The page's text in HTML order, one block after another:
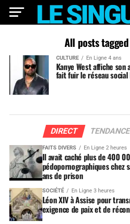
All posts
CULTURE En Ligne 4 ans
Kanye West affiche
fait fuir le réseau social
DIRECT
FAITS DIVERS En Ligne 2 heures
Il avait caché plus de 400
pédopornographiques chez
ans de prison
SOCIÉTÉ En Ligne 3 heures
Léon XIV à Assise pour
exigence de paix et de